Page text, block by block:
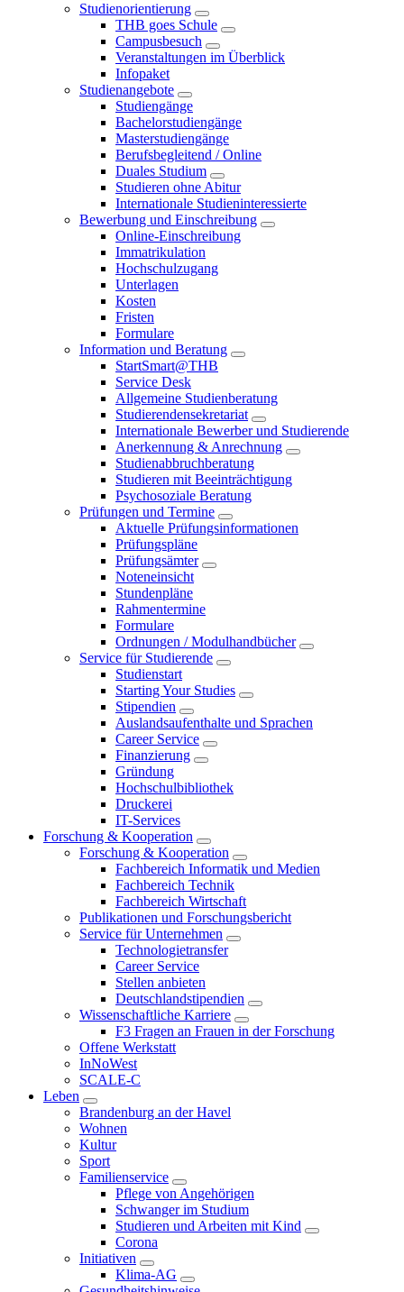
Studienorientierung
THB goes Schule
Campusbesuch
Veranstaltungen im Überblick
Infopaket
Studienangebote
Studiengänge
Bachelorstudiengänge
Masterstudiengänge
Berufsbegleitend / Online
Duales Studium
Studieren ohne Abitur
Internationale Studieninteressierte
Bewerbung und Einschreibung
Online-Einschreibung
Immatrikulation
Hochschulzugang
Unterlagen
Kosten
Fristen
Formulare
Information und Beratung
StartSmart@THB
Service Desk
Allgemeine Studienberatung
Studierendensekretariat
Internationale Bewerber und Studierende
Anerkennung & Anrechnung
Studienabbruchberatung
Studieren mit Beeinträchtigung
Psychosoziale Beratung
Prüfungen und Termine
Aktuelle Prüfungsinformationen
Prüfungspläne
Prüfungsämter
Noteneinsicht
Stundenpläne
Rahmentermine
Formulare
Ordnungen / Modulhandbücher
Service für Studierende
Studienstart
Starting Your Studies
Stipendien
Auslandsaufenthalte und Sprachen
Career Service
Finanzierung
Gründung
Hochschulbibliothek
Druckerei
IT-Services
Forschung & Kooperation
Forschung & Kooperation
Fachbereich Informatik und Medien
Fachbereich Technik
Fachbereich Wirtschaft
Publikationen und Forschungsbericht
Service für Unternehmen
Technologietransfer
Career Service
Stellen anbieten
Deutschlandstipendien
Wissenschaftliche Karriere
F3 Fragen an Frauen in der Forschung
Offene Werkstatt
InNoWest
SCALE-C
Leben
Brandenburg an der Havel
Wohnen
Kultur
Sport
Familienservice
Pflege von Angehörigen
Schwanger im Studium
Studieren und Arbeiten mit Kind
Corona
Initiativen
Klima-AG